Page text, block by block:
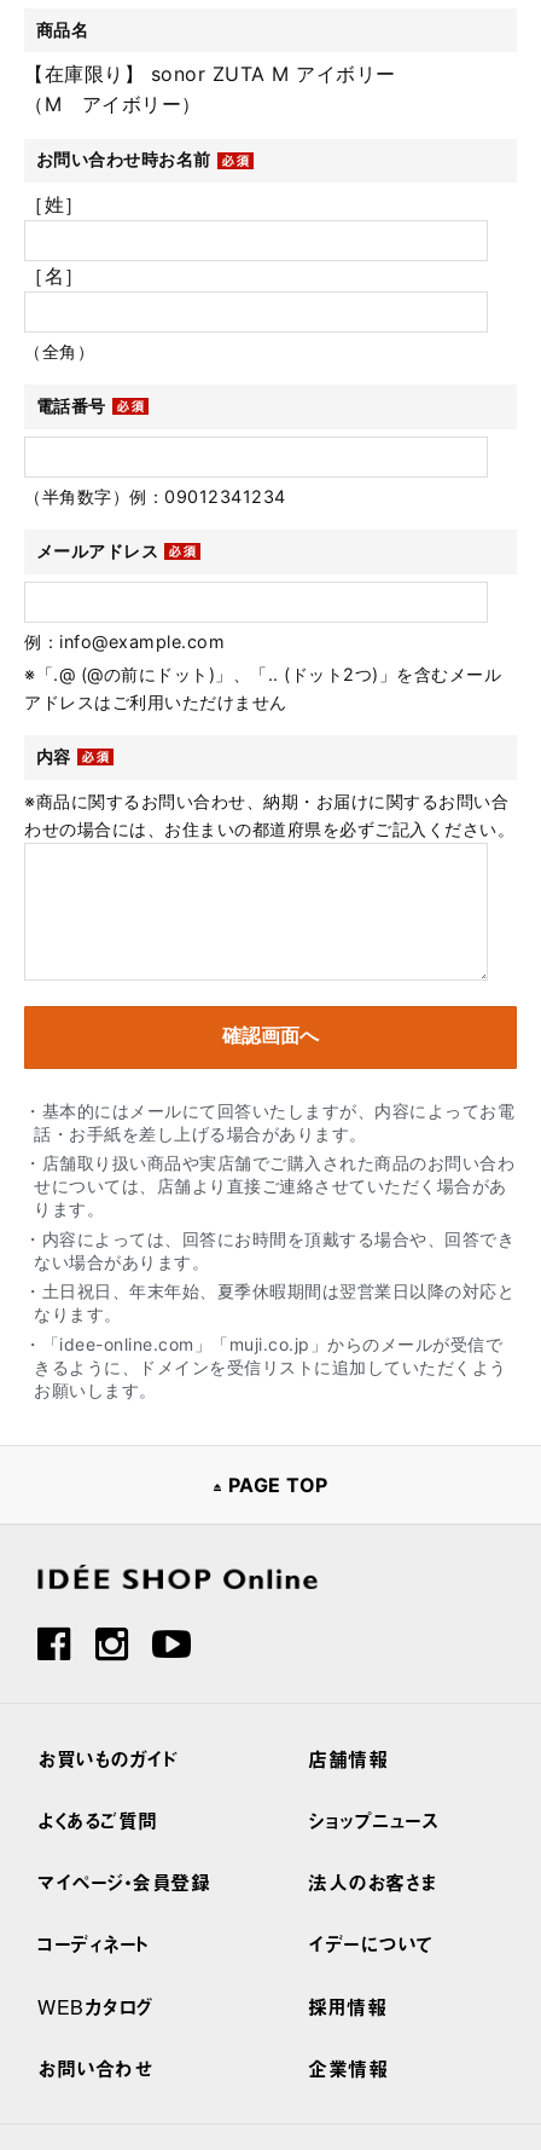
商品名
【在庫限り】 sonor ZUTA M アイボリー
（M アイボリー）
お問い合わせ時お名前
［姓］
［名］
（全角）
電話番号
（半角数字）例：09012341234
メールアドレス
例：info@example.com
※「.@ (@の前にドット)」、「.. (ドット2つ)」を含むメール
アドレスはご利用いただけません
内容
※商品に関するお問い合わせ、納期・お届けに関するお問い合
わせの場合には、お住まいの都道府県を必ずご記入ください。
・基本的にはメールにて回答いたしますが、内容によってお電
話・お手紙を差し上げる場合があります。
・店舗取り扱い商品や実店舗でご購入された商品のお問い合わ
せについては、店舗より直接ご連絡させていただく場合があ
ります。
・内容によっては、回答にお時間を頂戴する場合や、回答でき
ない場合があります。
・土日祝日、年末年始、夏季休暇期間は翌営業日以降の対応と
なります。
・「idee-online.com」「muji.co.jp」からのメールが受信で
きるように、ドメインを受信リストに追加していただくよう
お願いします。
PAGE TOP
お買いものガイド
よくあるご質問
マイページ・会員登録
コーディネート
WEBカタログ
お問い合わせ
店舗情報
ショップニュース
法人のお客さま
イデーについて
採用情報
企業情報